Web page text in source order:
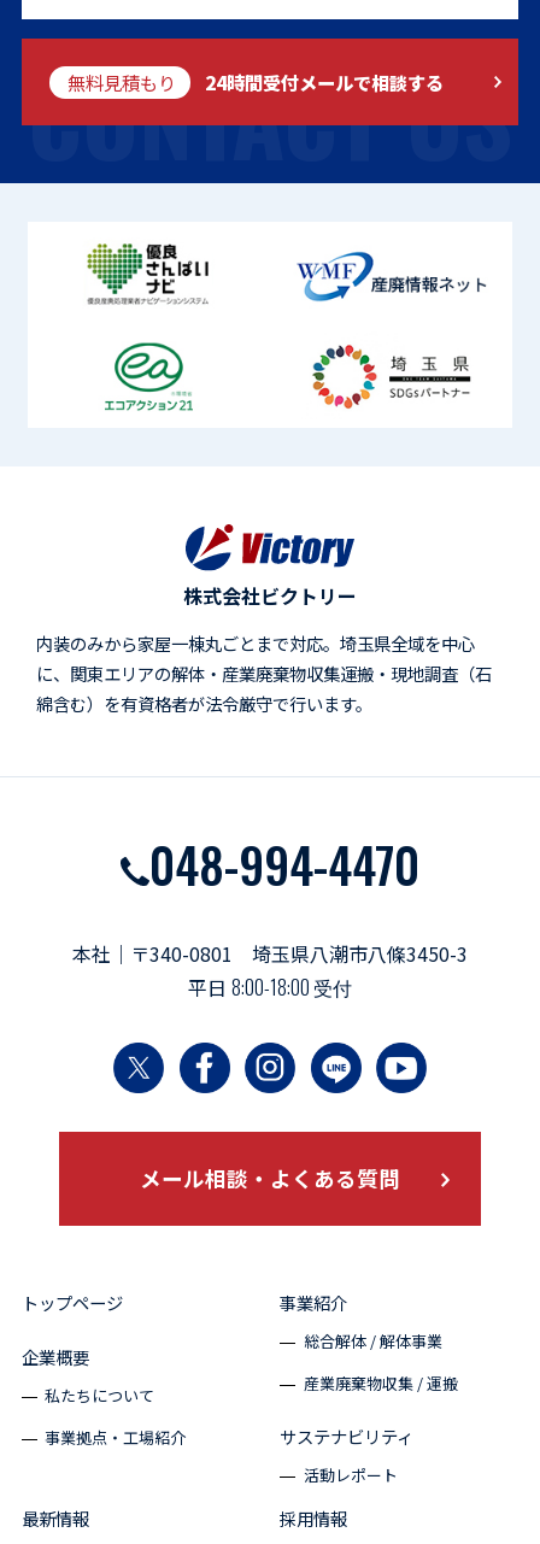
CONTACT US
無料見積もり 24時間受付メールで相談する
株式会社ビクトリー
内装のみから家屋一棟丸ごとまで対応。埼玉県全域を中心
に、関東エリアの解体・産業廃棄物収集運搬・現地調査（石
綿含む）を有資格者が法令厳守で行います。
048-994-4470
本社｜〒340-0801 埼玉県八潮市八條3450-3
平日 8:00-18:00 受付
メール相談・よくある質問
トップページ
企業概要
私たちについて
事業拠点・工場紹介
事業紹介
総合解体 / 解体事業
産業廃棄物収集 / 運搬
サステナビリティ
活動レポート
最新情報 採用情報